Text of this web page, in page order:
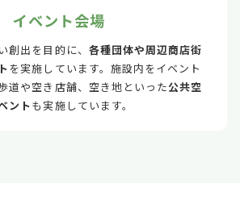
イベント会場
創出を目的に、 各種団体や周辺商店街
を実施しています。施設内をイベント
道や空き店舗、空き地といった公共空
ントも実施しています。